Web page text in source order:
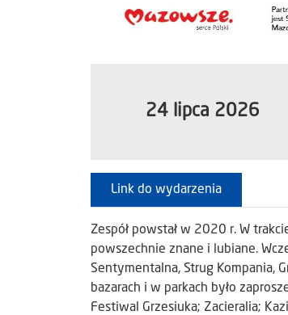
24 lipca 2026
Link do wydarzenia
Zespół powstał w 2020 r. W
powszechnie znane i lubiane.
Sentymentalna, Strug Kompania,
bazarach i w parkach było
Festiwal Grzesiuka; Zacieralia;